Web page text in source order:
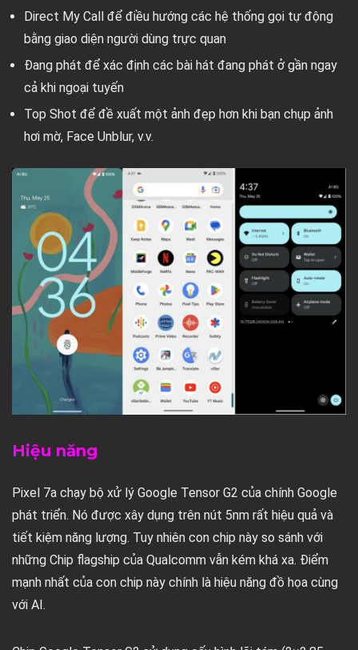
Direct My Call để điều hướng các hệ thống gọi tự động
bằng giao diện người dùng trực quan
Đang phát để xác định các bài hát đang phát ở gần ngay
cả khi ngoại tuyến
Top Shot để đề xuất một ảnh đẹp hơn khi bạn chụp ảnh
hơi mờ, Face Unblur, v.v.
Hiệu năng
Pixel 7a chạy bộ xử lý Google Tensor G2 của chính Google
phát triển. Nó được xây dụng trên nút 5nm rất hiệu quả và
tiết kiệm năng lượng. Tuy nhiên con chip này so sánh với
những Chip flagship của Qualcomm vẫn kém khá xa. Điểm
mạnh nhất của con chip này chính là hiệu năng đồ họa cùng
với AI.